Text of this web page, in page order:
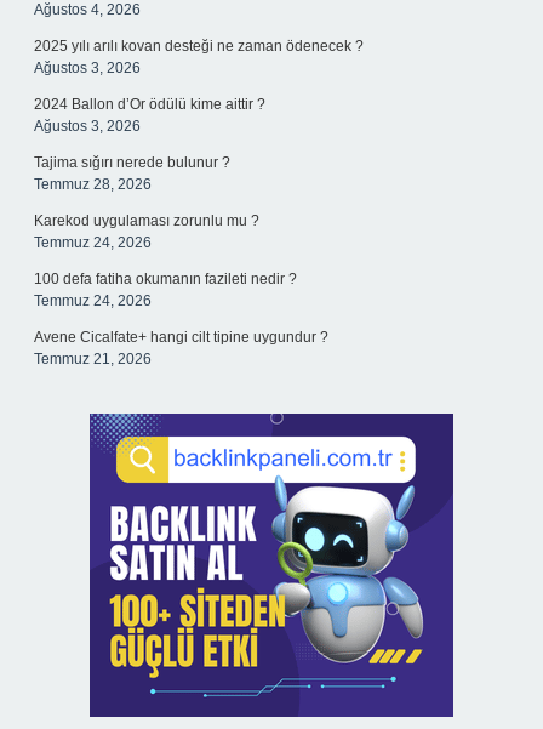
Ağustos 4, 2026
2025 yılı arılı kovan desteği ne zaman ödenecek ?
Ağustos 3, 2026
2024 Ballon d’Or ödülü kime aittir ?
Ağustos 3, 2026
Tajima sığırı nerede bulunur ?
Temmuz 28, 2026
Karekod uygulaması zorunlu mu ?
Temmuz 24, 2026
100 defa fatiha okumanın fazileti nedir ?
Temmuz 24, 2026
Avene Cicalfate+ hangi cilt tipine uygundur ?
Temmuz 21, 2026